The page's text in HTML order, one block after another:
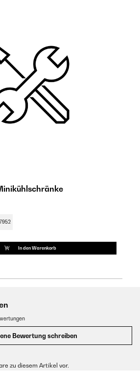
In den Warenkorb
Bewertung schreiben
zu diesem Artikel vor.